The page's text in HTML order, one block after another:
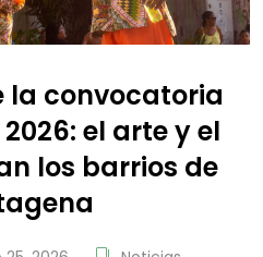
la convocatoria
el arte y el
los barrios de